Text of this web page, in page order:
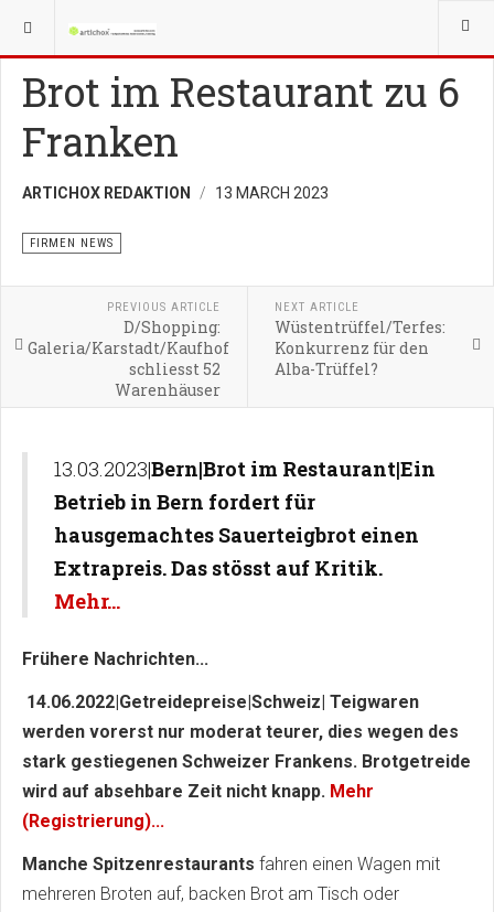
YOU ARE HERE:
Brot im Restaurant zu 6
Franken
ARTICHOX REDAKTION 13 MARCH 2023
FIRMEN NEWS
PREVIOUS ARTICLE
D/Shopping:
Galeria/Karstadt/Kaufhof
schliesst 52
Warenhäuser
NEXT ARTICLE
Wüstentrüffel/Terfes:
Konkurrenz für den
Alba-Trüffel?
13.03.2023|Bern|Brot im Restaurant|Ein
Betrieb in Bern fordert für
hausgemachtes Sauerteigbrot einen
Extrapreis. Das stösst auf Kritik.
Mehr...
Frühere Nachrichten...
14.06.2022|Getreidepreise|Schweiz| Teigwaren
werden vorerst nur moderat teurer, dies wegen des
stark gestiegenen Schweizer Frankens. Brotgetreide
wird auf absehbare Zeit nicht knapp. Mehr
(Registrierung)...
Manche Spitzenrestaurants fahren einen Wagen mit
mehreren Broten auf, backen Brot am Tisch oder